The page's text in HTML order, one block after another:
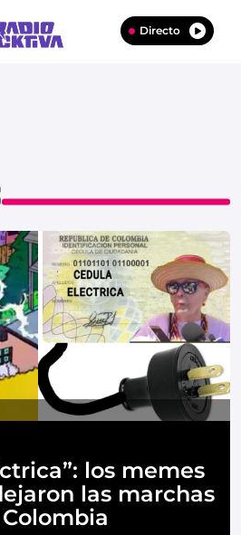
Directo
los memes
las marchas